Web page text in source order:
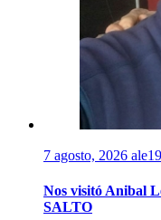
7 agosto, 2026 ale19
Nos visitó Anibal
SALTO